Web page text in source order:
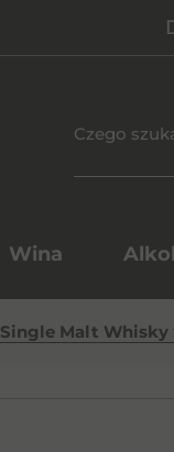
Wina
Single Malt Whisky